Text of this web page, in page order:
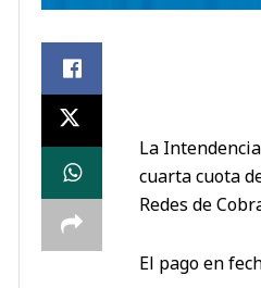
La
cuarta cuota
Redes de
El pago en